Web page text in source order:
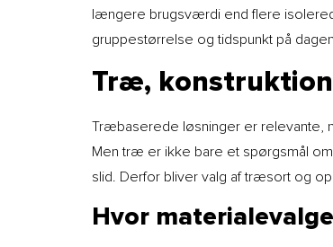
længere brugsværdi end flere
gruppestørrelse og tidspunkt på
Træ,
Træbaserede løsninger er relevante,
Men træ er ikke bare et spørgsmål
slid. Derfor bliver valg af træsort og
Hvor